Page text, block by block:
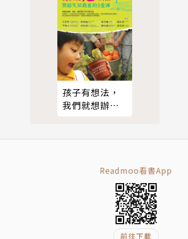
孩子有想法，
我們就想辦
Readmoo看書App
前往下載